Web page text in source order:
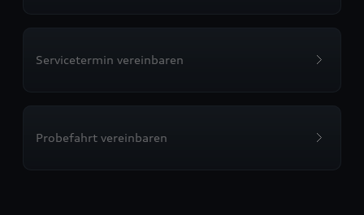
Servicetermin vereinbaren
Probefahrt vereinbaren